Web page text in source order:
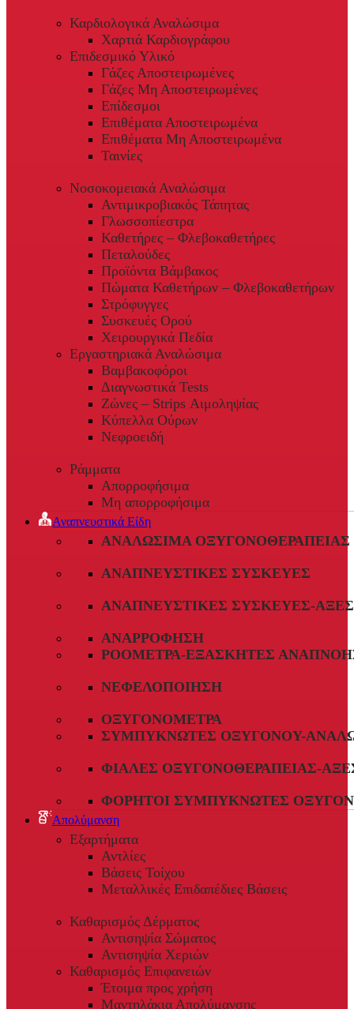
Καρδιολογικά Αναλώσιμα
Χαρτιά Καρδιογράφου
Επιδεσμικό Υλικό
Γάζες Αποστειρωμένες
Γάζες Μη Αποστειρωμένες
Επίδεσμοι
Επιθέματα Αποστειρωμένα
Επιθέματα Μη Αποστειρωμένα
Ταινίες
Νοσοκομειακά Αναλώσιμα
Αντιμικροβιακός Τάπητας
Γλωσσοπίεστρα
Καθετήρες – Φλεβοκαθετήρες
Πεταλούδες
Προϊόντα Βάμβακος
Πώματα Καθετήρων – Φλεβοκαθετήρων
Στρόφυγγες
Συσκευές Ορού
Χειρουργικά Πεδία
Εργαστηριακά Αναλώσιμα
Βαμβακοφόροι
Διαγνωστικά Tests
Ζώνες – Strips Αιμοληψίας
Κύπελλα Ούρων
Νεφροειδή
Ράμματα
Απορροφήσιμα
Μη απορροφήσιμα
Αναπνευστικά Είδη
ΑΝΑΛΏΣΙΜΑ ΟΞΥΓΟΝΟΘΕΡΑΠΕΊΑΣ
ΑΝΑΠΝΕΥΣΤΙΚΈΣ ΣΥΣΚΕΥΈΣ
ΑΝΑΠΝΕΥΣΤΙΚΈΣ ΣΥΣΚΕΥΈΣ-
ΑΝΑΡΡΌΦΗΣΗ
ΡΟΌΜΕΤΡΑ-ΕΞΑΣΚΗΤΈΣ
ΝΕΦΕΛΟΠΟΊΗΣΗ
ΟΞΥΓΟΝΌΜΕΤΡΑ
ΣΥΜΠΥΚΝΩΤΈΣ ΟΞΥΓΌΝΟΥ-
ΦΙΆΛΕΣ ΟΞΥΓΟΝΟΘΕΡΑΠΕΊΑΣ-
ΦΟΡΗΤΟΊ ΣΥΜΠΥΚΝΩΤΈΣ
Απολύμανση
Εξαρτήματα
Αντλίες
Βάσεις Τοίχου
Μεταλλικές Επιδαπέδιες Βάσεις
Καθαρισμός Δέρματος
Αντισηψία Σώματος
Αντισηψία Χεριών
Καθαρισμός Επιφανειών
Έτοιμα προς χρήση
Μαντηλάκια Απολύμανσης